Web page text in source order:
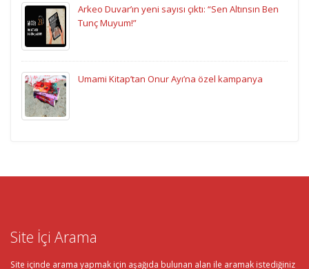
Arkeo Duvar’ın yeni sayısı çıktı: “Sen Altınsın Ben
Tunç Muyum!”
Umami Kitap’tan Onur Ayı’na özel kampanya
Site İçi Arama
Site içinde arama yapmak için aşağıda bulunan alan ile aramak istediğiniz